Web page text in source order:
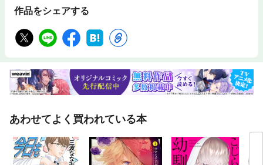
作品をシェアする
あわせてよく買われている本